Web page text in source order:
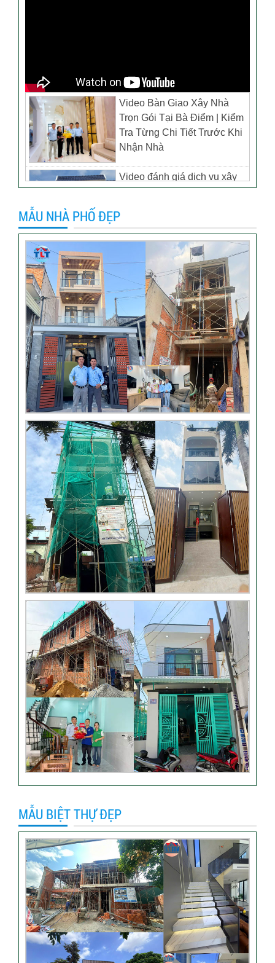
Video Bàn Giao Xây Nhà
Trọn Gói Tại Bà Điểm | Kiểm
Tra Từng Chi Tiết Trước Khi
Nhận Nhà
Video đánh giá dịch vụ xây
biệt thự tại TP Tân Uyên,
Khách hàng đánh giá dịch vụ
xây dựng của TLT
Đánh giá khách hàng xây
nhà tại Thủ Đức
Thi công móng nhà có sàn
vượt nhịp tại Hóc Môn
Đánh giá của khách hàng
xây nhà 3 tầng tại Thủ Đức
Video đánh giá của khách
hàng anh Hào Quận Gò Vấp-
Xây nhà trọn gói
VIDEO đánh giá của khách
hàng xây nhà trọn gói tại TP
Thủ Đức
Video sửa nhà trọn gói tại
Video hình ảnh thi công nhà
anh Hiếu
Video bàn giao nhà chị
MẪU NHÀ PHỐ ĐẸP
MẪU BIỆT THỰ ĐẸP